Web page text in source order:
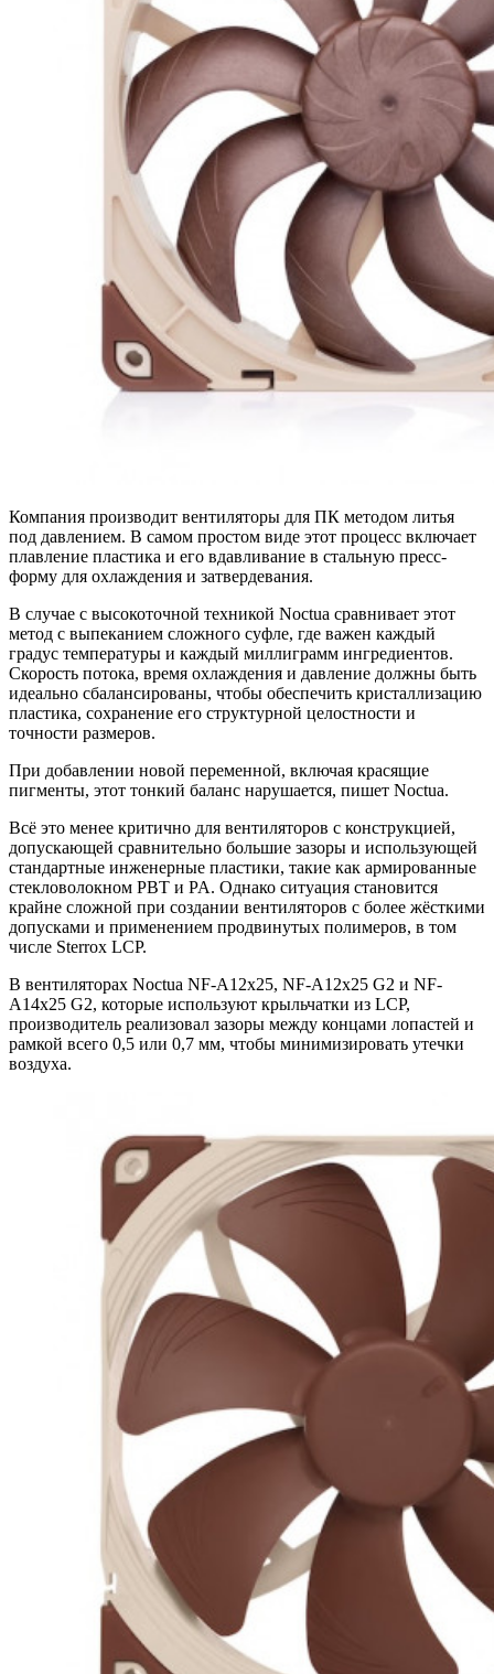
Компания производит вентиляторы для ПК методом литья
под давлением. В самом простом виде этот процесс включает
плавление пластика и его вдавливание в стальную пресс-
форму для охлаждения и затвердевания.
В случае с высокоточной техникой Noctua сравнивает этот
метод с выпеканием сложного суфле, где важен каждый
градус температуры и каждый миллиграмм ингредиентов.
Скорость потока, время охлаждения и давление должны быть
идеально сбалансированы, чтобы обеспечить кристаллизацию
пластика, сохранение его структурной целостности и
точности размеров.
При добавлении новой переменной, включая красящие
пигменты, этот тонкий баланс нарушается, пишет Noctua.
Всё это менее критично для вентиляторов с конструкцией,
допускающей сравнительно большие зазоры и использующей
стандартные инженерные пластики, такие как армированные
стекловолокном PBT и PA. Однако ситуация становится
крайне сложной при создании вентиляторов с более жёсткими
допусками и применением продвинутых полимеров, в том
числе Sterrox LCP.
В вентиляторах Noctua NF-A12x25, NF-A12x25 G2 и NF-
A14x25 G2, которые используют крыльчатки из LCP,
производитель реализовал зазоры между концами лопастей и
рамкой всего 0,5 или 0,7 мм, чтобы минимизировать утечки
воздуха.